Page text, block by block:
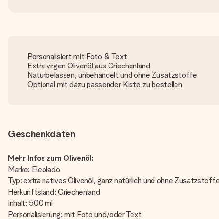
Personalisiert mit Foto & Text
Extra virgen Olivenöl aus Griechenland
Naturbelassen, unbehandelt und ohne Zusatzstoffe
Optional mit dazu passender Kiste zu bestellen
Geschenkdaten
Mehr Infos zum Olivenöl:
Marke: Eleolado
Typ: extra natives Olivenöl, ganz natürlich und ohne
Herkunftsland: Griechenland
Inhalt: 500 ml
Personalisierung: mit Foto und/oder Text